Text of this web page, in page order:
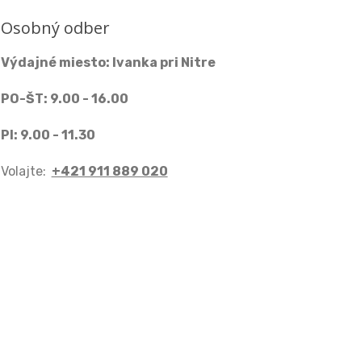
Osobný odber
Výdajné miesto: Ivanka pri Nitre
PO-ŠT: 9.00 - 16.00
PI: 9.00 - 11.30
Volajte: +421 911 889 020